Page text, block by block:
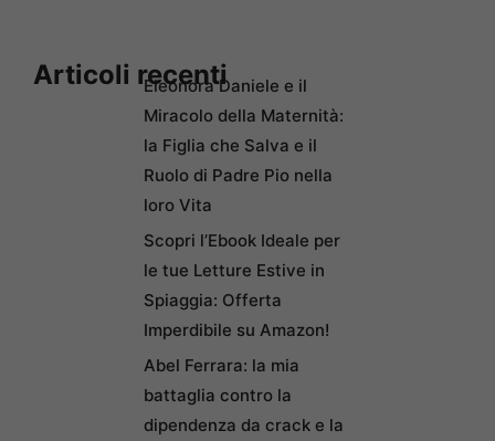
Articoli recentiEleonora Daniele e il
Miracolo della Maternità:
la Figlia che Salva e il
Ruolo di Padre Pio nella
loro Vita
Scopri l’Ebook Ideale per
le tue Letture Estive in
Spiaggia: Offerta
Imperdibile su Amazon!
Abel Ferrara: la mia
battaglia contro la
dipendenza da crack e la